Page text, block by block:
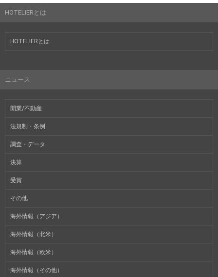
HOTELIERとは
HOTELIERとは
ニュース
開業/不動産
法規制・条例
調査・データ
決算
受賞
その他
海外情報（アジア）
海外情報（北米）
海外情報（欧米）
海外情報（その他）